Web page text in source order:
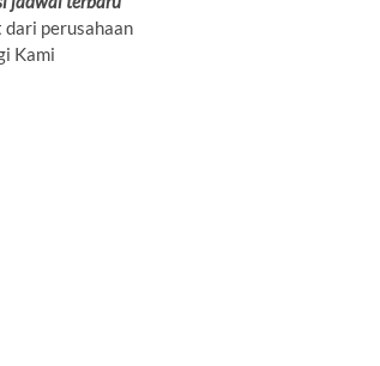
dari perusahaan
Kami